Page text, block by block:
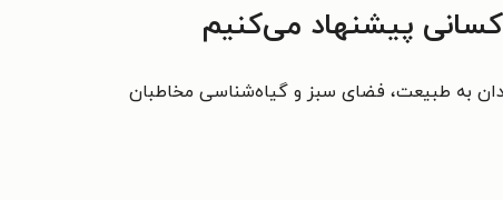
پیشنهاد می‌کنیم
به طبیعت، فضای سبز و گیاه‌شناسی مخاطبان